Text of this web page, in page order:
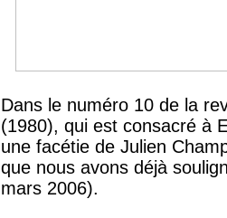
Dans le numéro 10 de la
(1980), qui est consacré à
une facétie de Julien
que nous avons déjà
mars 2006).